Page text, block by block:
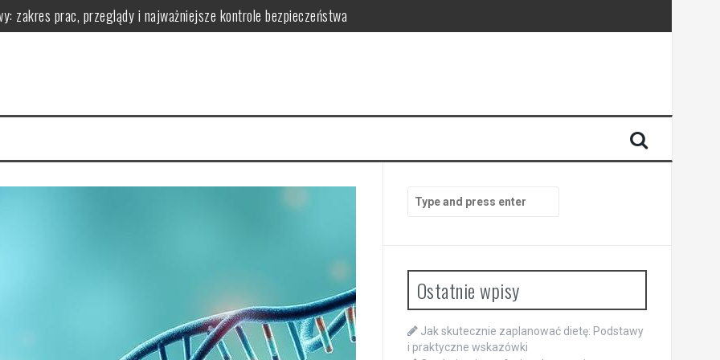
zakres prac, przeglądy i najważniejsze kontrole bezpieczeństwa
zarządzać dla zdrowia
zdrowotnymi
for:
Ostatnie wpisy
Jak skutecznie zaplanować dietę: Podstawy
i praktyczne wskazówki